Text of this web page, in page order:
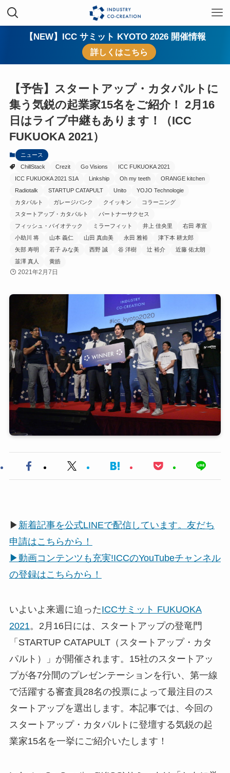
【NEW】ICC サミット KYOTO 2026 開催情報
詳しくはこちら
【予告】スタートアップ・カタパルトに
集う気鋭の起業家15名をご紹介！ 2月16
日はライブ中継もあります！（ICC
FUKUOKA 2021）
ニュース
ChillStack
Crezit Go Visions
ICC FUKUOKA 2021
ICC FUKUOKA 2021 S1A
Linkship Oh my teeth
ORANGE kitchen
Radiotalk
STARTUP CATAPULT Unito
YOJO Technologie
カタパルト
ガレージバンク クイッキン
コラーニング
スタートアップ・カタパルト
パートナーサクセス
フィッシュ・バイオテック
ミラーフィット 井上 佳央里
右田 孝宣
小助川 将
山本 義仁 山田 真由美 永田 雅裕
津下本 耕太郎
矢部 寿明
若子 みな美 西野 誠 谷 洋樹 辻 裕介
近藤 佑太朗
韮澤 真人
黄皓
2021年2月7日
▶ 新着記事を公式LINEで配信しています。友だち
申請はこちらから！
▶動画コンテンツも充実!ICCのYouTubeチャンネル
の登録はこちらから！
いよいよ来週に迫ったICCサミット FUKUOKA
2021。2月16日には、スタートアップの登竜門
「STARTUP CATAPULT（スタートアップ・カタ
パルト）」が開催されます。15社のスタートアッ
プが各7分間のプレゼンテーションを行い、第一線
で活躍する審査員28名の投票によって最注目のス
タートアップを選出します。本記事では、今回の
スタートアップ・カタパルトに登壇する気鋭の起
業家15名を一挙にご紹介いたします！